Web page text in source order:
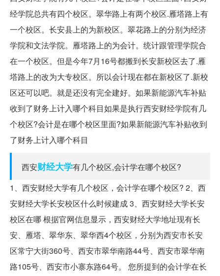
经学院总共有四个校区。翠华路上有两个校区.雁塔路上有
一个校区。长安县上的为新校区。翠花路上的分别为经济
学院和文法学院。雁塔路上的为会计。统计跟管理学院合
在一个校区。但是今年7月16号都搬到长安新校区去了.雁
塔路上的改为大专校区。所以会计现在都在新校区了.新校
区还可以吧。就是还没有完全建好。如果新能源汽车补贴
收到了财务上计入哪个科目如果是执行西安财经学院有几
个校区?会计是在哪个校区里面?如果新能源汽车补贴收到
了财务上计入哪个科目
西安财经大学有几个校区,会计学在哪个校区?
1、西安财经大学有几个校区，会计学在哪个校区? 2、西
安财经大学长安校区什么时候建成 3、西安财经大学长安
校区在哪 根据官网信息显示，西安财经大学地址现有长
安、雁塔、翠华东、翠华西4个校区，分别为西安市长安
区常宁大街360号、西安市翠华南路44号、西安市翠华南
路105号、西安市小寨东路64号。 您所提到的会计学在长